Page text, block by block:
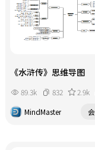
《水浒传》思维导图
89.3k 832 2.9k
MindMaster